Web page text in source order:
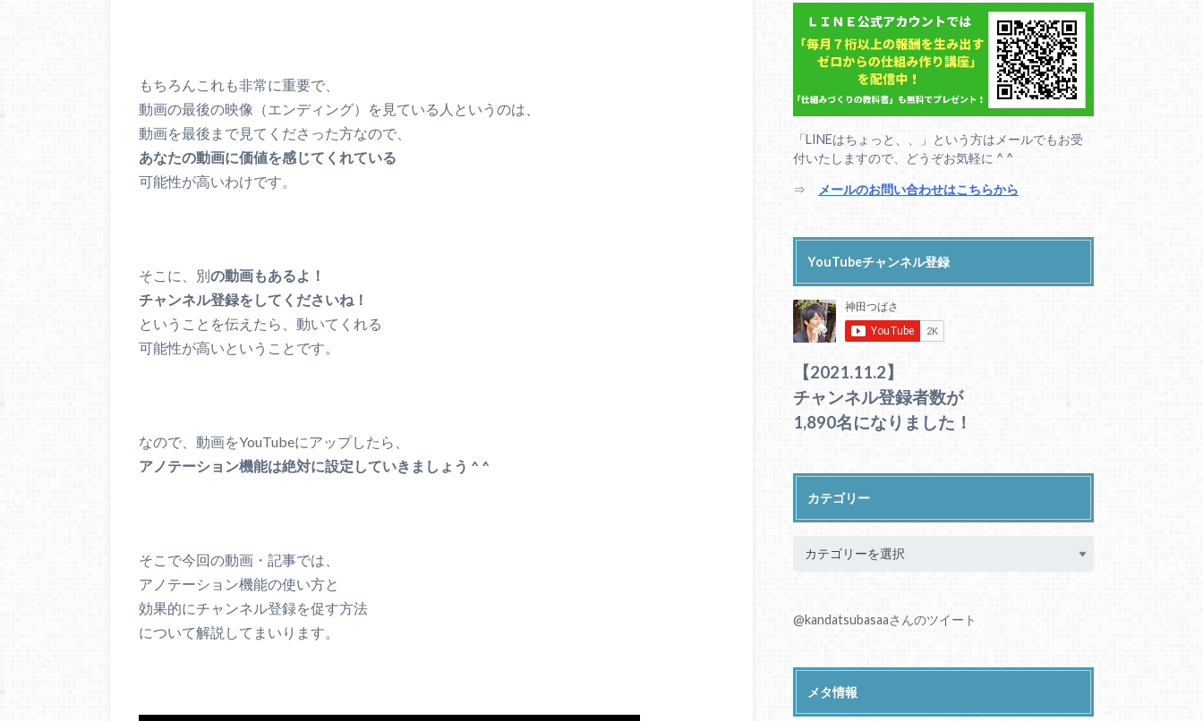
もちろんこれも非常に重要で、
動画の最後の映像（エンディング）を見ている人というのは、
動画を最後まで見てくださった方なので、
あなたの動画に価値を感じてくれている
可能性が高いわけです。
そこに、別の動画もあるよ！
チャンネル登録をしてくださいね！
ということを伝えたら、動いてくれる
可能性が高いということです。
なので、動画をYouTubeにアップしたら、
アノテーション機能は絶対に設定していきましょう ^ ^
そこで今回の動画・記事では、
アノテーション機能の使い方と
効果的にチャンネル登録を促す方法
について解説してまいります。
「LINEはちょっと、、」という方はメールでもお受
付いたしますので、どうぞお気軽に ^ ^
⇒ メールのお問い合わせはこちらから
YouTubeチャンネル登録
【2021.11.2】
チャンネル登録者数が
1,890名になりました！
カテゴリー
@kandatsubasaaさんのツイート
メタ情報